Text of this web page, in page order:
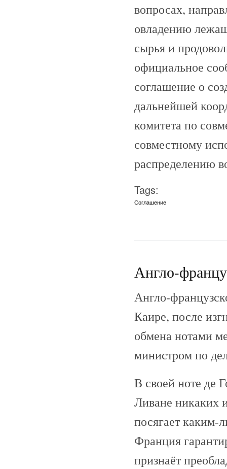
вопросах,
овладению
сырья и
официальное
соглашение о
дальнейшей
комитета по
совместному
распределению
Tags:
Соглашение
Англо-
Англо-
Каире, после
обмена нотами
министром по
В своей ноте де
Ливане никаких
посягает каким-
Франция
признаёт